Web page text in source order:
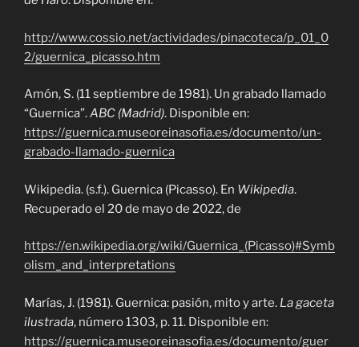
http://www.cossio.net/actividades/pinacoteca/p_01_0
2/guernica_picasso.htm
Amón, S. (11 septiembre de 1981). Un grabado llamado
“Guernica”.ABC (Madrid). Disponible en:
https://guernica.museoreinasofia.es/documento/un-
grabado-llamado-guernica
Wikipedia. (s.f.). Guernica (Picasso). En Wikipedia.
Recuperado el 20 de mayo de 2022, de
https://en.wikipedia.org/wiki/Guernica_(Picasso)#Symb
olism_and_interpretations
Marías, J. (1981). Guernica: pasión, mito y arte. La gaceta
ilustrada, número 1303, p. 11. Disponible en:
https://guernica.museoreinasofia.es/documento/guer